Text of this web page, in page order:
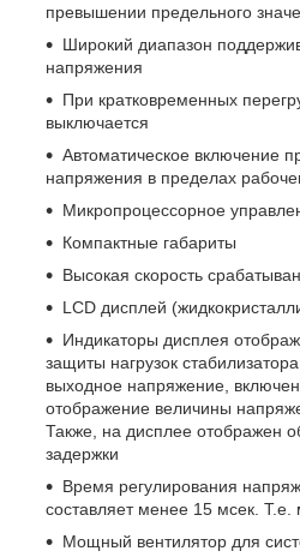
превышении предельного
Широкий диапазон
напряжения
При кратковременных
выключается
Автоматическое включение
напряжения в пределах
Микропроцессорное
Компактные габариты
Высокая скорость
LCD дисплей
Индикаторы дисплея
защиты нагрузок
выходное напряжение,
отображение величины
Также, на дисплее отображен
задержки
Время регулирования
составляет менее 15 мсек. Т.е.
Мощный вентилятор для